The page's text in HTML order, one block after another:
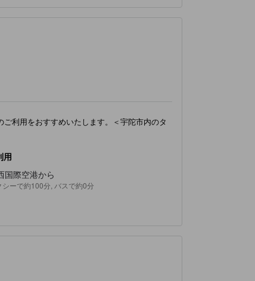
利用をおすすめいたします。＜宇陀市内のタ
用
国際空港から
シーで約100分, バスで約0分